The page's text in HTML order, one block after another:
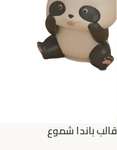
قالب باندا شموع